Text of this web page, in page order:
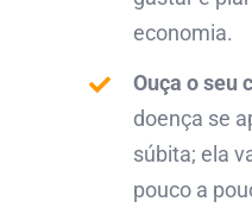
economia.
Ouça o seu
doença se
súbita; ela
pouco a